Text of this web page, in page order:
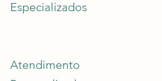
Especializados
Atendimento